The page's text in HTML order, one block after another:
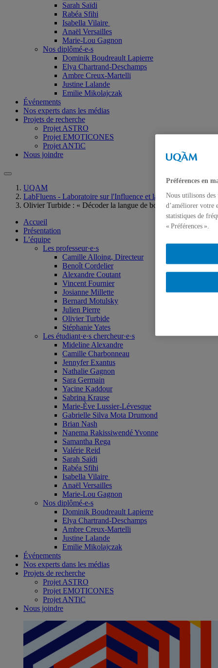
Sarah Saïdi
Rabéa Sfihi
Isabella Vilaire
Anaël Versailles
Marie-Lou Gagnon
Nos diplômé-e-s
Dominik Boudreault Lapierre
Elya Chartrand-Deschamps
Ambre Creux-Martelli
Justine Lalande
Emilie Mikolajczak
Événements
Nos experts dans les médias
Projets de recherche
Projet ASTRO
Projet EMOTICONES
Projet ANTiC
Nous joindre
UQAM
LabFluens - Laboratoire sur l'Influence et la Communication
Olivier Turbide : « Décoder la langue de bois »
Accueil
Présentation
L’équipe
Les professeur·e·s
Camille Alloing, Directeur
Benoît Cordelier
Alexandre Coutant
Vincent Fournier
Josianne Millette
Bernard Motulsky
Julien Pierre
Olivier Turbide
Stéphanie Yates
Les étudiant·e·s chercheur·e·s
Mideline Alexandre
Camille Charbonneau
Jennyfer Exantus
Nathalie Gagnon
Sara Germain
Yacine Kaddour
Sabrina Krause
Marie-Ève Lussier-Lévesque
Gabrielle Silva Mota Drumond
Brian Nash
Nanema Rakissiwendé Yvonne
Samantha Rega
Valérie Reid
Sarah Saïdi
Rabéa Sfihi
Isabella Vilaire
Anaël Versailles
Marie-Lou Gagnon
Nos diplômé-e-s
Dominik Boudreault Lapierre
Elya Chartrand-Deschamps
Ambre Creux-Martelli
Justine Lalande
Emilie Mikolajczak
Événements
Nos experts dans les médias
Projets de recherche
Projet ASTRO
Projet EMOTICONES
Projet ANTiC
Nous joindre
Préférences en
Nous utilisons
d’améliorer votre
statistiques de
« Préférences ».